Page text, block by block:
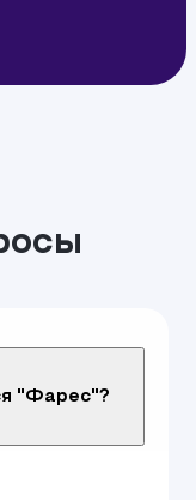
"Фарес"?